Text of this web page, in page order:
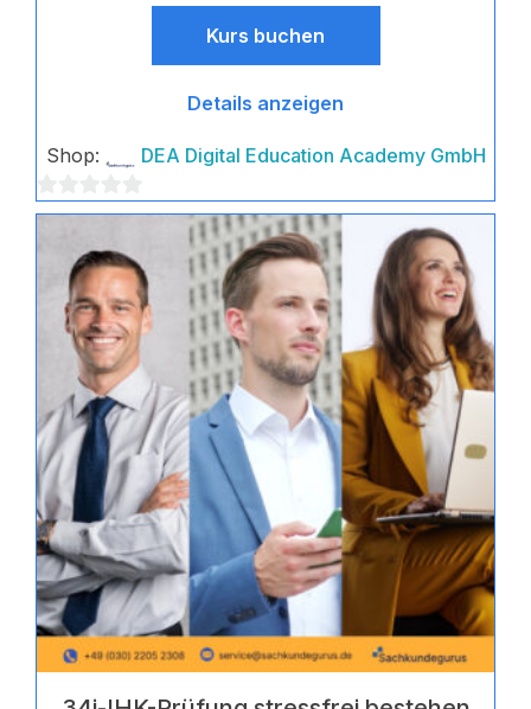
Kurs buchen
Details anzeigen
Shop: DEA Digital Education Academy GmbH
0